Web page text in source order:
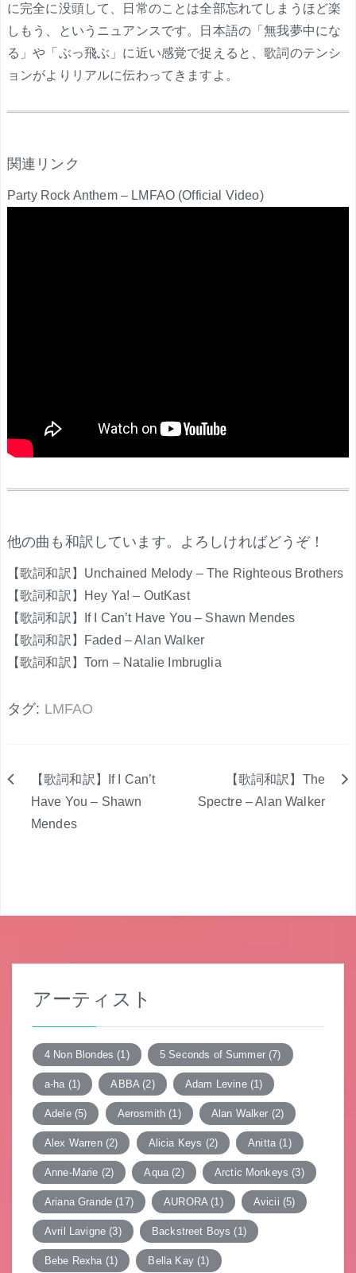
に完全に没頭して、日常のことは全部忘れてしまうほど楽
しもう、というニュアンスです。日本語の「無我夢中にな
る」や「ぶっ飛ぶ」に近い感覚で捉えると、歌詞のテンシ
ョンがよりリアルに伝わってきますよ。
関連リンク
Party Rock Anthem – LMFAO (Official Video)
他の曲も和訳しています。よろしければどうぞ！
【歌詞和訳】Unchained Melody – The Righteous Brothers
【歌詞和訳】Hey Ya! – OutKast
【歌詞和訳】If I Can’t Have You – Shawn Mendes
【歌詞和訳】Faded – Alan Walker
【歌詞和訳】Torn – Natalie Imbruglia
タグ: LMFAO
ー
【歌詞和訳】If I Can’t
Have You – Shawn
Mendes
【歌詞和訳】The
Spectre – Alan Walker
アーティスト
4 Non Blondes (1) 5 Seconds of Summer(7)
a-ha (1) ABBA(2) Adam Levine(1)
Adele(5) Aerosmith (1) Alan Walker (2)
Alex Warren(2) Alicia Keys (2) Anitta (1)
Anne-Marie (2) Aqua (2) Arctic Monkeys (3)
Ariana Grande (17) AURORA(1) Avicii (5)
Avril Lavigne (3) Backstreet Boys (1)
Bebe Rexha (1) Bella Kay(1)